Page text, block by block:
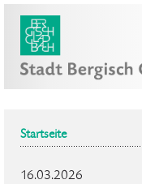
Startseite
16.03.2026